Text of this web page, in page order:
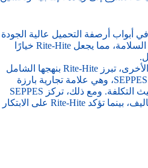
أبواب أرصفة التحميل عالية الجودة
فترات التوقف المكلفة وحوادث السلامة، مما يجعل Rite-Hite خيارًا
عند مقارنتها بالعلامات التجارية الأخرى، تبرز Rite-Hite بنهجها الشامل
للقيمة. على سبيل المثال، تقدم SEPPES، وهي علامة تجارية بارزة
أخرى، حلولًا متينة وفعالة من حيث التكلفة. ومع ذلك، تركز SEPPES
أكثر على القدرة على تحمل التكاليف، بينما تؤكد Rite-Hite على الابتكار